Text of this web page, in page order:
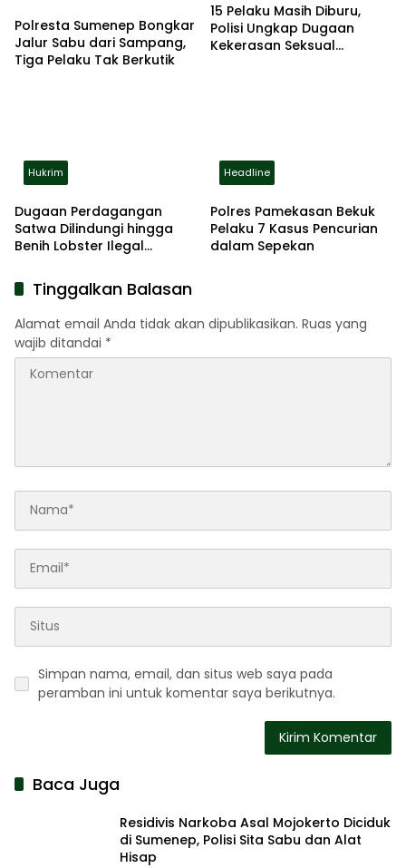
Polresta Sumenep Bongkar
Jalur Sabu dari Sampang,
Tiga Pelaku Tak Berkutik
15 Pelaku Masih Diburu,
Polisi Ungkap Dugaan
Kekerasan Seksual
Hukrim
Dugaan Perdagangan
Satwa Dilindungi hingga
Benih Lobster Ilegal
Amankan Empat
Tersangka
Headline
Polres Pamekasan Bekuk
Pelaku 7 Kasus Pencurian
dalam Sepekan
Tinggalkan Balasan
Alamat email Anda tidak akan dipublikasikan. Ruas yang
wajib ditandai *
Simpan nama, email, dan situs web saya pada
peramban ini untuk komentar saya berikutnya.
Baca Juga
Residivis Narkoba Asal Mojokerto Diciduk
di Sumenep, Polisi Sita Sabu dan Alat
Hisap